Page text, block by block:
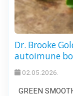
Dr. Brooke
autoimune
02.05.2026.
GREEN